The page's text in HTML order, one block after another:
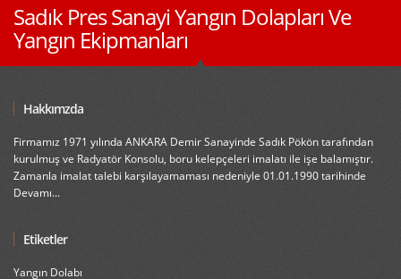
Sadık Pres Sanayi Yangın Dolapları Ve
Yangın Ekipmanları
Hakkımzda
Firmamız 1971 yılında ANKARA Demir Sanayinde Sadık Pökön tarafından
kurulmuş ve Radyatör Konsolu, boru kelepçeleri imalatı ile işe balamıştır.
Zamanla imalat talebi karşılayamaması nedeniyle 01.01.1990 tarihinde
Devamı...
Etiketler
Yangın Dolabı